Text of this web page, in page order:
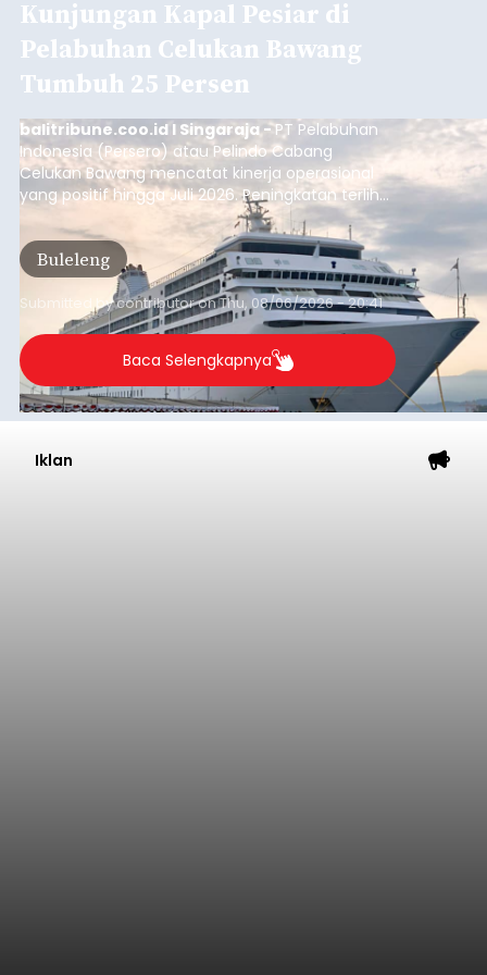
Kunjungan Kapal Pesiar di
Pelabuhan Celukan Bawang
Tumbuh 25 Persen
balitribune.coo.id I Singaraja -PT Pelabuhan
Indonesia (Persero) atau Pelindo Cabang
Celukan Bawang mencatat kinerja operasional
yang positif hingga Juli 2026. Peningkatan terlihat
dari arus kapal yang mencapai 1,48 juta Gross
Tonnage (GT), atau tumbuh 12,4 persen
dibandingkan periode yang sama tahun lalu
yang tercatat sebesar 1,32 juta GT.
Buleleng
Submitted bycontributoronThu, 08/06/2026 - 20:41
Baca Selengkapnya
Iklan